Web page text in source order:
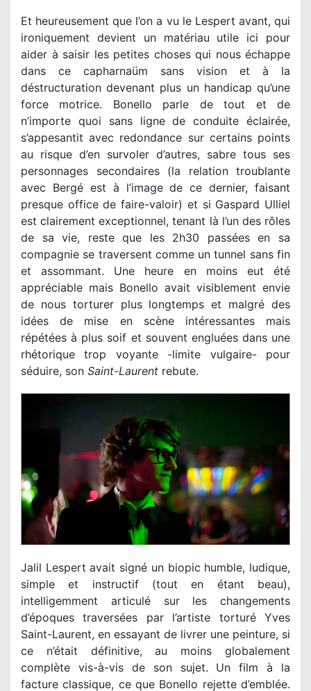
Et heureusement que l’on a vu le Lespert avant, qui
ironiquement devient un matériau utile ici pour
aider à saisir les petites choses qui nous échappe
dans ce capharnaüm sans vision et à la
déstructuration devenant plus un handicap qu’une
force motrice. Bonello parle de tout et de
n’importe quoi sans ligne de conduite éclairée,
s’appesantit avec redondance sur certains points
au risque d’en survoler d’autres, sabre tous ses
personnages secondaires (la relation troublante
avec Bergé est à l’image de ce dernier, faisant
presque office de faire-valoir) et si Gaspard Ulliel
est clairement exceptionnel, tenant là l’un des rôles
de sa vie, reste que les 2h30 passées en sa
compagnie se traversent comme un tunnel sans fin
et assommant. Une heure en moins eut été
appréciable mais Bonello avait visiblement envie
de nous torturer plus longtemps et malgré des
idées de mise en scène intéressantes mais
répétées à plus soif et souvent engluées dans une
rhétorique trop voyante -limite vulgaire- pour
séduire, son Saint-Laurent rebute.
Jalil Lespert avait signé un biopic humble, ludique,
simple et instructif (tout en étant beau),
intelligemment articulé sur les changements
d’époques traversées par l’artiste torturé Yves
Saint-Laurent, en essayant de livrer une peinture, si
ce n’était définitive, au moins globalement
complète vis-à-vis de son sujet. Un film à la
facture classique, ce que Bonello rejette d’emblée.